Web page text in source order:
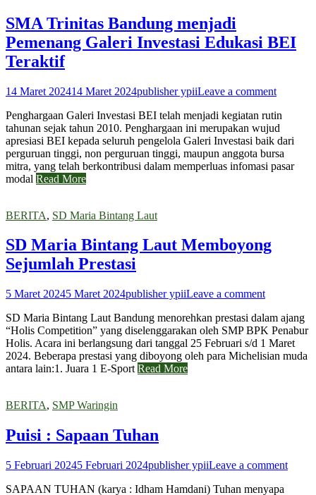
SMA Trinitas Bandung menjadi
Pemenang Galeri Investasi Edukasi BEI
Teraktif
14 Maret 202414 Maret 2024publisher ypiiLeave a comment
Penghargaan Galeri Investasi BEI telah menjadi kegiatan rutin
tahunan sejak tahun 2010. Penghargaan ini merupakan wujud
apresiasi BEI kepada seluruh pengelola Galeri Investasi baik dari
perguruan tinggi, non perguruan tinggi, maupun anggota bursa
mitra, yang telah berkontribusi dalam memperluas infomasi pasar
modal Read More
BERITA, SD Maria Bintang Laut
SD Maria Bintang Laut Memboyong
Sejumlah Prestasi
5 Maret 20245 Maret 2024publisher ypiiLeave a comment
SD Maria Bintang Laut Bandung menorehkan prestasi dalam ajang
“Holis Competition” yang diselenggarakan oleh SMP BPK Penabur
Holis. Acara ini berlangsung dari tanggal 25 Februari s/d 1 Maret
2024. Beberapa prestasi yang diboyong oleh para Michelisian muda
antara lain:1. Juara 1 E-Sport Read More
BERITA, SMP Waringin
Puisi : Sapaan Tuhan
5 Februari 20245 Februari 2024publisher ypiiLeave a comment
SAPAAN TUHAN (karya : Idham Hamdani) Tuhan menyapa